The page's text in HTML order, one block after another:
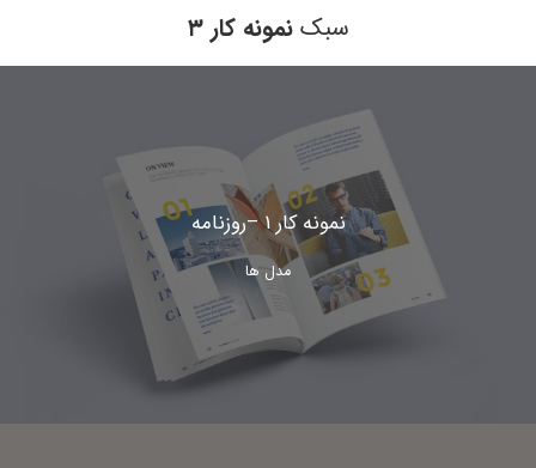
سبکنمونه کار ۳
نمونه کار ۱ –روزنامه
مدل ها